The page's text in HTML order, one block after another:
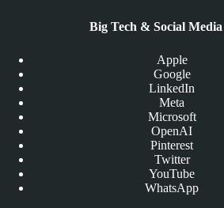
Big Tech & Social Media
Apple
Google
LinkedIn
Meta
Microsoft
OpenAI
Pinterest
Twitter
YouTube
WhatsApp